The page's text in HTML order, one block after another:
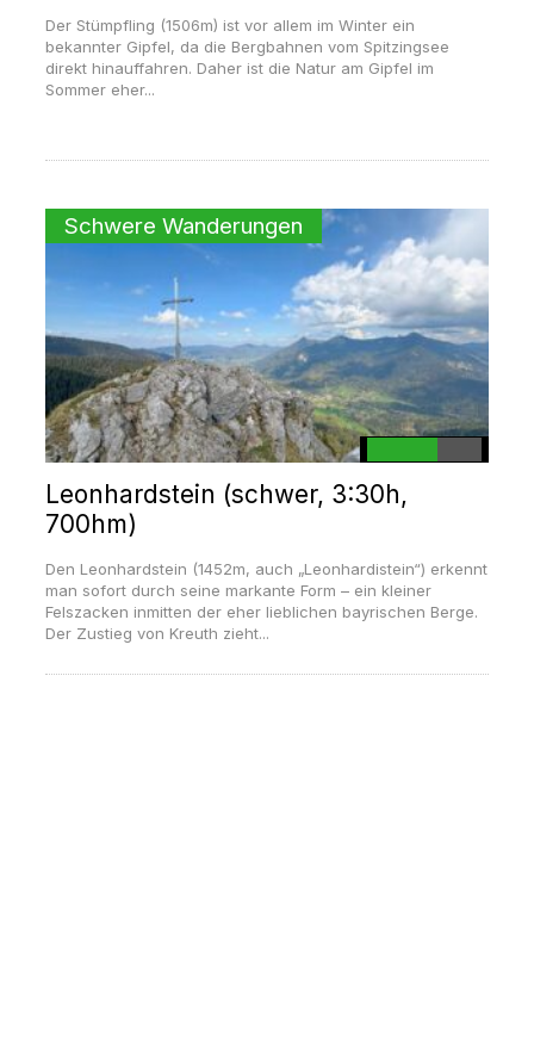
Der Stümpfling (1506m) ist vor allem im Winter ein
bekannter Gipfel, da die Bergbahnen vom Spitzingsee
direkt hinauffahren. Daher ist die Natur am Gipfel im
Sommer eher...
Schwere Wanderungen
Leonhardstein (schwer, 3:30h,
700hm)
Den Leonhardstein (1452m, auch „Leonhardistein“) erkennt
man sofort durch seine markante Form – ein kleiner
Felszacken inmitten der eher lieblichen bayrischen Berge.
Der Zustieg von Kreuth zieht...